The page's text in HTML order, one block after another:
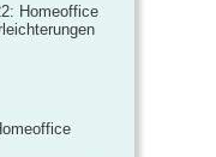
Homeoffice